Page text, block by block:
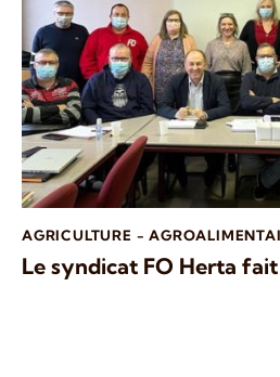
AGRICULTURE -
Le syndicat FO Herta